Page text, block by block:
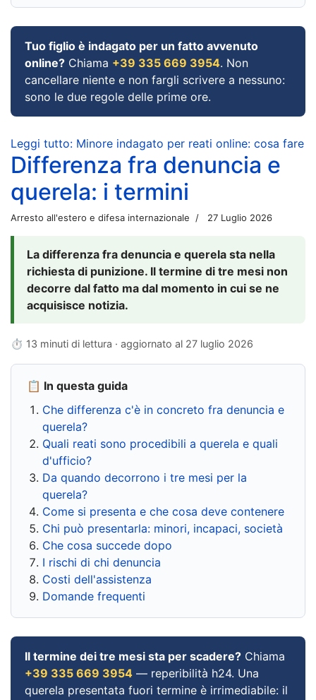
Tuo figlio è indagato per un fatto avvenuto
online? Chiama +39 335 669 3954. Non
cancellare niente e non fargli scrivere a nessuno:
sono le due regole delle prime ore.
Leggi tutto: Minore indagato per reati online: cosa fare
Differenza fra denuncia e
querela: i termini
Arresto all'estero e difesa internazionale 27 Luglio 2026
La differenza fra denuncia e querela sta nella
richiesta di punizione. Il termine di tre mesi non
decorre dal fatto ma dal momento in cui se ne
acquisisce notizia.
⏱ 13 minuti di lettura · aggiornato al 27 luglio 2026
📋 In questa guida
Che differenza c'è in concreto fra denuncia e
querela?
Quali reati sono procedibili a querela e quali
d'ufficio?
Da quando decorrono i tre mesi per la
querela?
Come si presenta e che cosa deve contenere
Chi può presentarla: minori, incapaci, società
Che cosa succede dopo
I rischi di chi denuncia
Costi dell'assistenza
Domande frequenti
Il termine dei tre mesi sta per scadere? Chiama
+39 335 669 3954 — reperibilità h24. Una
querela presentata fuori termine è irrimediabile: il